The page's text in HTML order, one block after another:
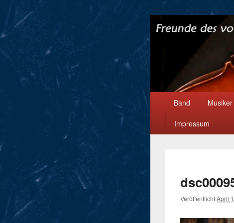
HauptmenüBand Musiker
Impressum
VeröffentlichtApril